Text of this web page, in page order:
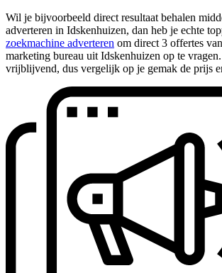
Wil je bijvoorbeeld direct resultaat behalen
adverteren in Idskenhuizen, dan heb je echte
zoekmachine adverteren om direct 3 offertes
marketing bureau uit Idskenhuizen op te
vrijblijvend, dus vergelijk op je gemak de prijs